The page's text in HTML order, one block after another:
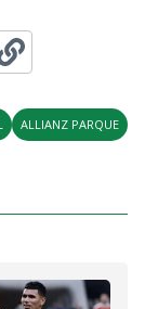
ALLIANZ PARQUE